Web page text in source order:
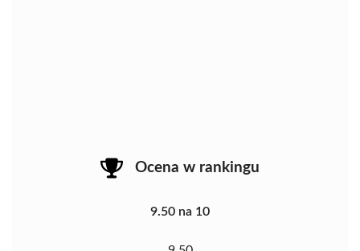
Ocena w rankingu
9.50 na 10